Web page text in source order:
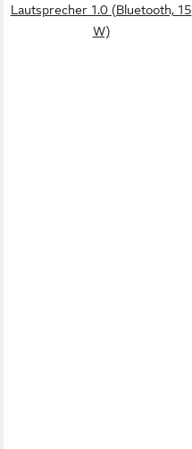
Lautsprecher 1.0 (Bluetooth, 15
W)